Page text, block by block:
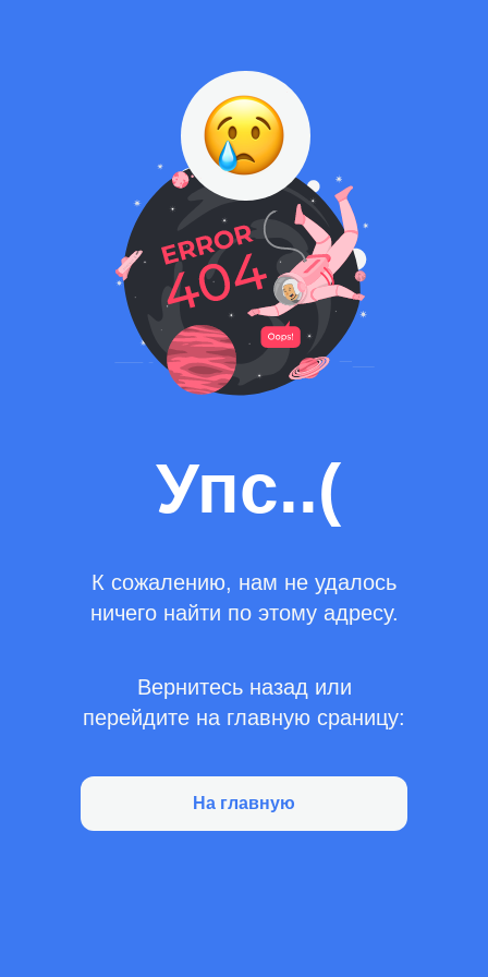
Упс..(
К сожалению, нам не удалось
ничего найти по этому адресу.
Вернитесь назад или
перейдите на главную сраницу:
На главную